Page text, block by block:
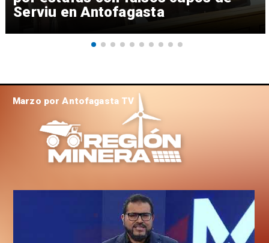
Serviu en Antofagasta
Marzo por Antofagasta TV